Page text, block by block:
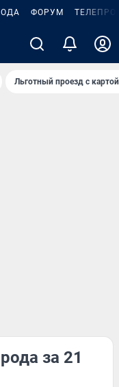
ФОРУМ
Льготный проезд с
за 21